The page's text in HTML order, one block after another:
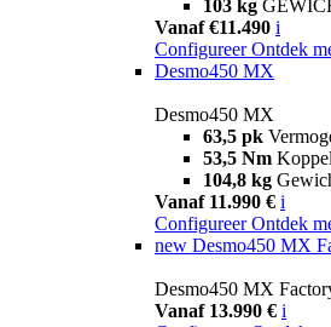
103 kg
Vanaf €11.490 i
Configureer Ontdek
Desmo450 MX
Desmo450 MX
63,5 pk
53,5 Nm
104,8 kg
Vanaf 11.990 € i
Configureer Ontdek
new Desmo450 MX
Desmo450 MX
Vanaf 13.990 € i